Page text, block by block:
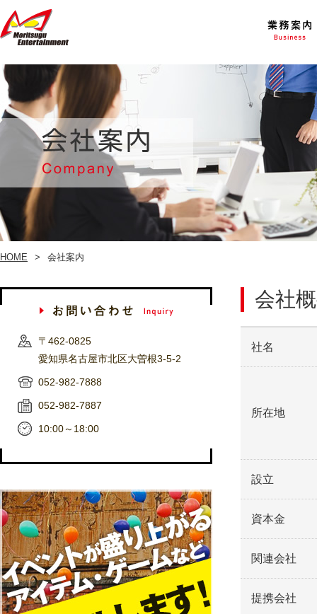
HOME 会社案内
〒462-0825
愛知県名古屋市北区大曽根3-5-2
052-982-7888
052-982-7887
10:00～18:00
会社
社名
所在地
設立
資本金
関連会社
提携会社